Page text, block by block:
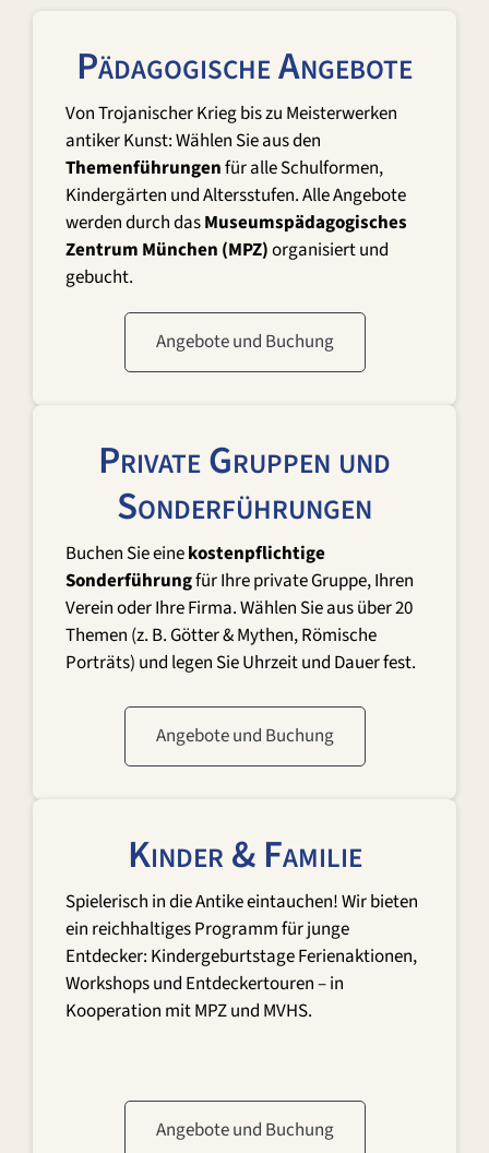
Pädagogische Angebote
Von Trojanischer Krieg bis zu Meisterwerken
antiker Kunst: Wählen Sie aus den
Themenführungenfür alle Schulformen,
Kindergärten und Altersstufen. Alle Angebote
werden durch dasMuseumspädagogisches
Zentrum München (MPZ)organisiert und
gebucht.
Angebote und Buchung
Private Gruppen und
Sonderführungen
Buchen Sie einekostenpflichtige
Sonderführungfür Ihre private Gruppe, Ihren
Verein oder Ihre Firma. Wählen Sie aus über 20
Themen (z. B. Götter & Mythen, Römische
Porträts) und legen Sie Uhrzeit und Dauer fest.
Angebote und Buchung
Kinder & Familie
Spielerisch in die Antike eintauchen! Wir bieten
ein reichhaltiges Programm für junge
Entdecker: Kindergeburtstage Ferienaktionen,
Workshops und Entdeckertouren – in
Kooperation mit MPZ und MVHS.
Angebote und Buchung